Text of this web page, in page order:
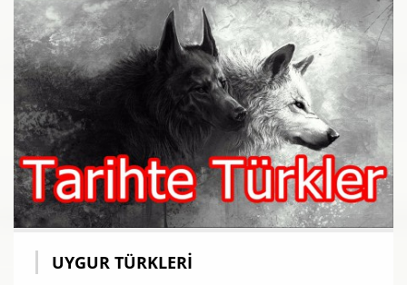
UYGUR TÜRKLERI